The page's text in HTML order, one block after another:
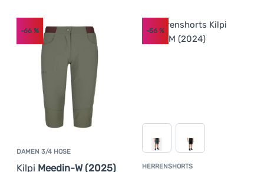
DAMEN 3/4 HOSE
Kilpi Meedin-W (2025)
-66 %
HERRENSHORTS
-56%